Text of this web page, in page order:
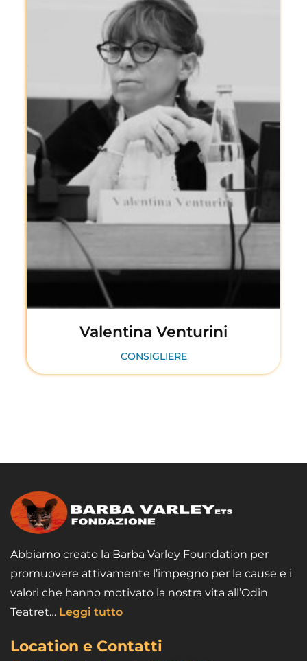
Valentina Venturini
CONSIGLIERE
Abbiamo creato la Barba Varley Foundation per
promuovere attivamente l’impegno per le cause e i
valori che hanno motivato la nostra vita all’Odin
Teatret… Leggi tutto
Location e Contatti